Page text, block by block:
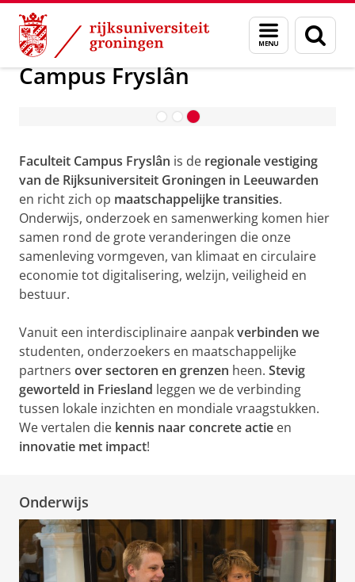
Skip
Content
Skip
Navigation
Menu
en
zoeken
Over ons Campus Fryslân
Campus Fryslân
Faculteit Campus Fryslân is de regionale vestiging
van de Rijksuniversiteit Groningen in Leeuwarden
en richt zich op maatschappelijke transities.
Onderwijs, onderzoek en samenwerking komen hier
samen rond de grote veranderingen die onze
samenleving vormgeven, van klimaat en circulaire
economie tot digitalisering, welzijn, veiligheid en
bestuur.
Vanuit een interdisciplinaire aanpakverbinden we
studenten, onderzoekers en maatschappelijke
partners over sectoren en grenzen heen. Stevig
geworteld in Friesland leggen we de verbinding
tussen lokale inzichten en mondiale vraagstukken.
We vertalen die kennis naar concrete actie en
innovatie met impact!
Onderwijs